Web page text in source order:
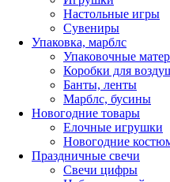
Настольные игры
Сувениры
Упаковка, марблс
Упаковочные
Коробки для
Банты, ленты
Марблс, бусины
Новогодние товары
Елочные игрушки
Новогодние
Праздничные свечи
Свечи цифры